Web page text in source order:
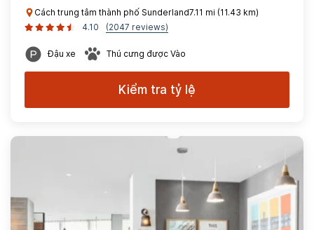
Cách trung tâm thành phố Sunderland7.11 mi (11.43 km)
4.10
(2047 reviews)
Đậu xe Thú cưng được Vào
Kiểm tra tỷ lệ